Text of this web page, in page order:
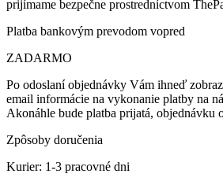
prijímame bezpečne prostredníctvom
Platba bankovým prevodom vopred
ZADARMO
Po odoslaní objednávky Vám ihneď
email informácie na vykonanie platby na
Akonáhle bude platba prijatá, objednávku
Zpôsoby doručenia
Kurier: 1-3 pracovné dni